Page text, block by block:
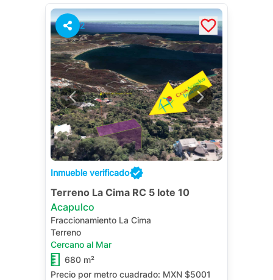
2
Inmueble verificado
Terreno La Cima RC 5 lote 10
Acapulco
Fraccionamiento La Cima
Terreno
Cercano al Mar
680 m²
Precio por metro cuadrado: MXN $5001